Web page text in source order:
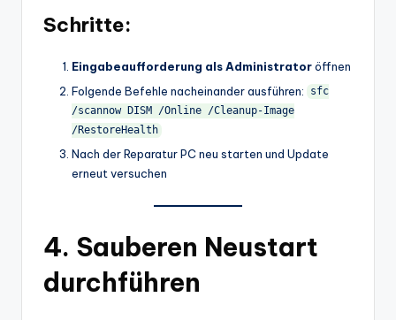
Schritte:
Eingabeaufforderung als Administratoröffnen
Folgende Befehle nacheinander ausführen:
sfc
/scannow DISM /Online /Cleanup-Image
/RestoreHealth
Nach der Reparatur PC neu starten und Update
erneut versuchen
4. Sauberen Neustart
durchführen